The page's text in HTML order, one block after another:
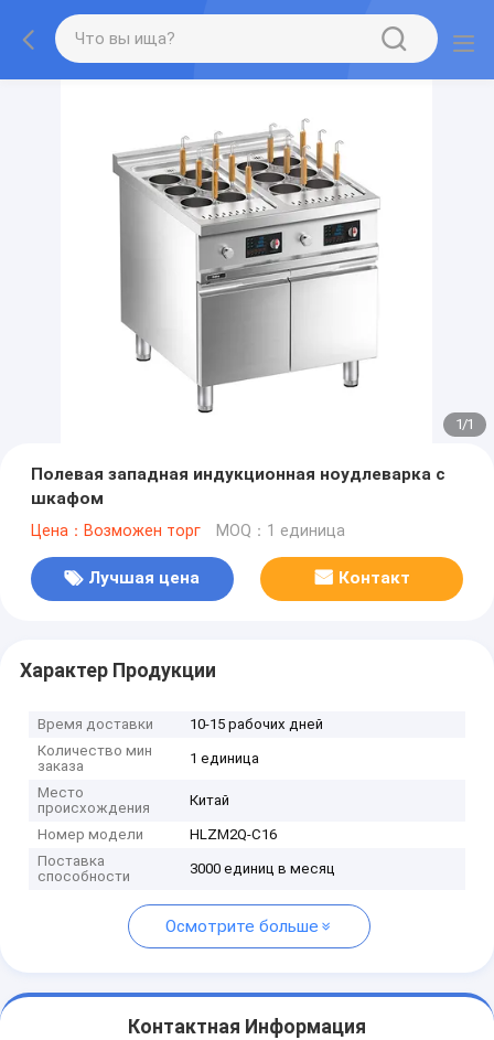
1/1
Полевая западная индукционная ноудлеварка с
шкафом
Цена：Возможен торг MOQ：1 единица
Лучшая цена Контакт
Характер Продукции
Время доставки
10-15 рабочих дней
Количество мин
заказа
1 единица
Место
происхождения
Китай
Номер модели
HLZM2Q-C16
Поставка
способности
3000 единиц в месяц
Осмотрите больше
Контактная Информация